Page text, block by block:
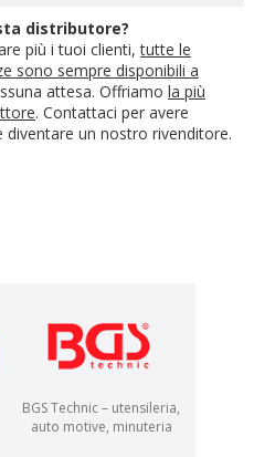
distributore?
più i tuoi clienti,tutte le
sono sempre disponibili a
attesa. Offriamo la più
. Contattaci per avere
un nostro rivenditore.
BGS Technic – utensileria,
auto motive, minuteria